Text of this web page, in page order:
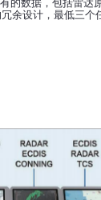
设计，最低三